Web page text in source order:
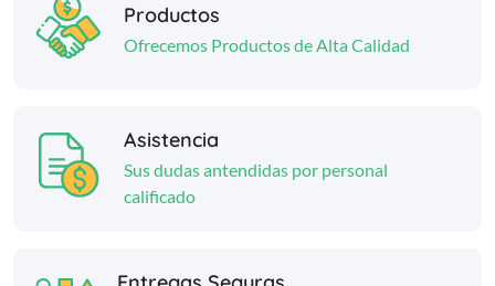
Productos
Ofrecemos Productos de Alta Calidad
Asistencia
Sus dudas antendidas por personal
calificado